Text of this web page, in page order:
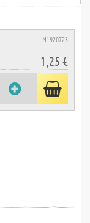
N° 920723
1,25 €